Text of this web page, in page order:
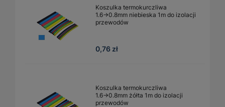
Koszulka termokurczliwa
1.6→0.8mm niebieska 1m do izolacji
przewodów
0,76 zł
Koszulka termokurczliwa
1.6→0.8mm żółta 1m do izolacji
przewodów